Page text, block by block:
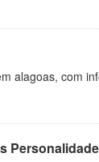
alagoas, com